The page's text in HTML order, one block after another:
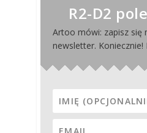
R2-D2
Artoo mówi: zapisz się
newsletter. Koniecznie!